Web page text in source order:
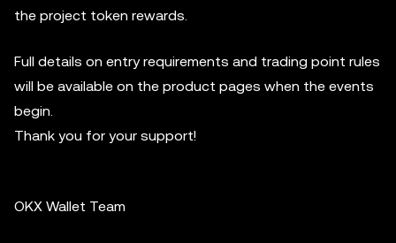
the project token rewards.
Full details on entry requirements and trading point rules
will be available on the product pages when the events
begin.
Thank you for your support!
OKX Wallet Team